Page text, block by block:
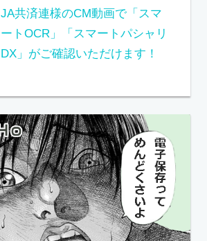
JA共済連様のCM動画で「スマ
ートOCR」「スマートパシャリ
DX」がご確認いただけます！